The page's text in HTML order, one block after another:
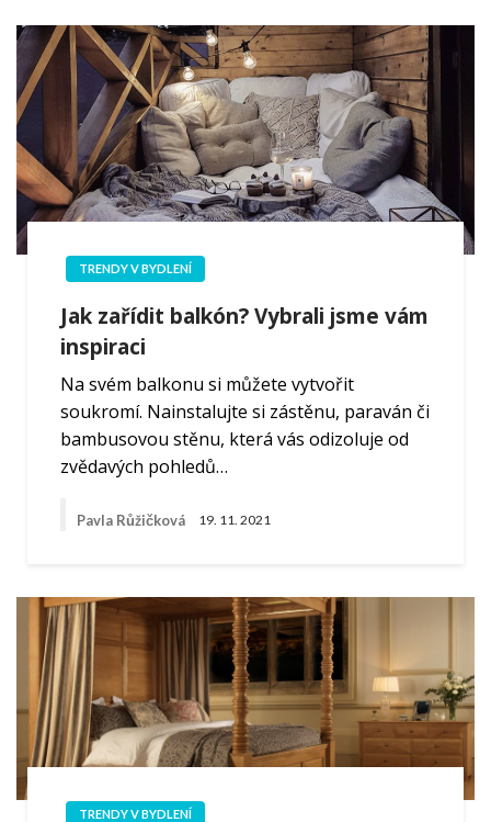
TRENDY V BYDLENÍ
Jak zařídit balkón? Vybrali jsme vám
inspiraci
Na svém balkonu si můžete vytvořit
soukromí. Nainstalujte si zástěnu, paraván či
bambusovou stěnu, která vás odizoluje od
zvědavých pohledů…
Pavla Růžičková 19. 11. 2021
TRENDY V BYDLENÍ